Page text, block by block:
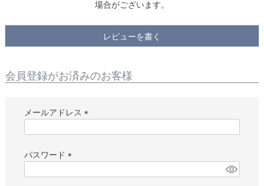
場合がございます。
レビューを書く
会員登録がお済みのお客様
メールアドレス
)
パスワード